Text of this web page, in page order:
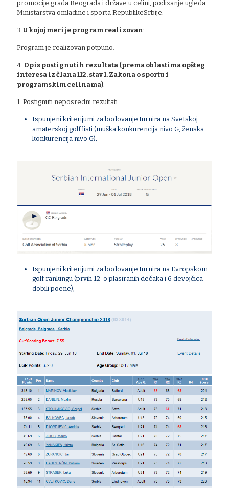
promocije grada Beograda i države u celini, podizanje ugleda
Ministarstva omladine i sporta RepublikeSrbije.
3. U kojoj meri je program realizovan:
Program je realizovan potpuno.
4. Opis postignutih rezultata (prema oblastima opšteg
interesa iz člana 112. stav 1. Zakona o sportu i
programskim celinama):
1. Postignuti neposredni rezultati:
Ispunjeni kriterijumi za bodovanje turnira na Svetskoj
amaterskoj golf listi (muška konkurencija nivo G, ženska
konkurencija nivo G);
Ispunjeni kriterijumi za bodovanje turnira na Evropskom
golf rankingu (prvih 12-o plasiranih dečaka i 6 devojčica
dobili poene);